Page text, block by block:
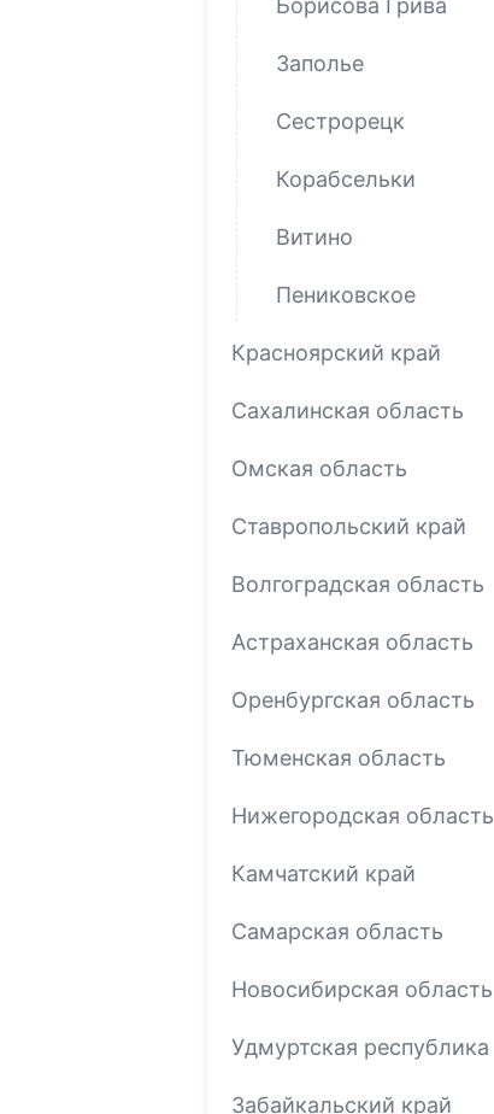
Борисова Грива
Заполье
Сестрорецк
Корабсельки
Витино
Пениковское
Красноярский край
Сахалинская область
Омская область
Ставропольский край
Волгоградская область
Астраханская область
Оренбургская область
Тюменская область
Нижегородская область
Камчатский край
Самарская область
Новосибирская область
Удмуртская республика
Забайкальский край